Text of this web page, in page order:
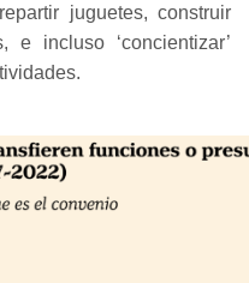
juguetes, construir
e incluso ‘concientizar’